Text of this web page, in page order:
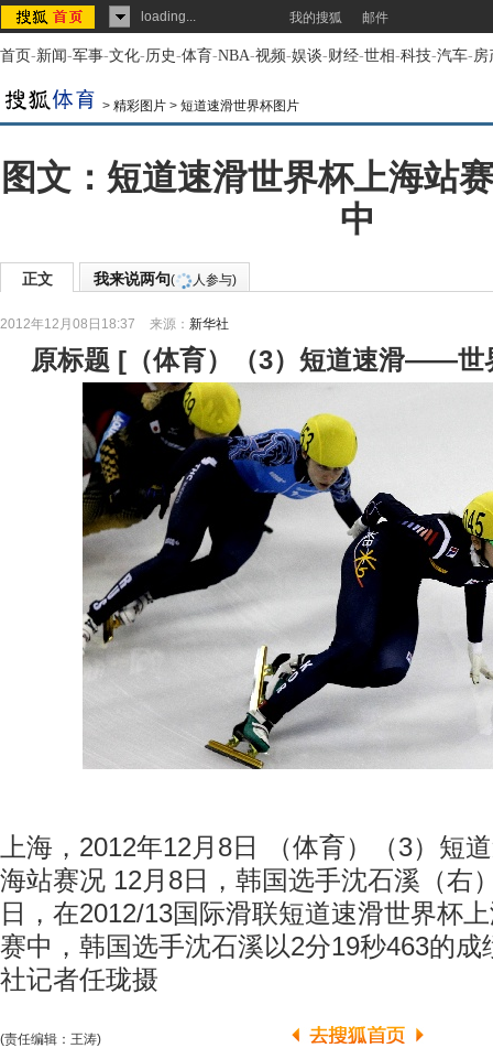
loading... 我的搜狐 邮件
首页-新闻-军事-文化-历史-体育-NBA-视频-娱谈-财经-世相-科技-汽车-房
> 精彩图片 > 短道速滑世界杯图片
图文：短道速滑世界杯上海站
中
正文 我来说两句( 人参与)
2012年12月08日18:37 来源： 新华社
原标题 [ （体育）（3）短道速滑——世
上海，2012年12月8日 （体育）（3）
海站赛况 12月8日，韩国选手沈石溪（右
日，在2012/13国际滑联短道速滑世界杯
赛中，韩国选手沈石溪以2分19秒463的
社记者任珑摄
(责任编辑：王涛)